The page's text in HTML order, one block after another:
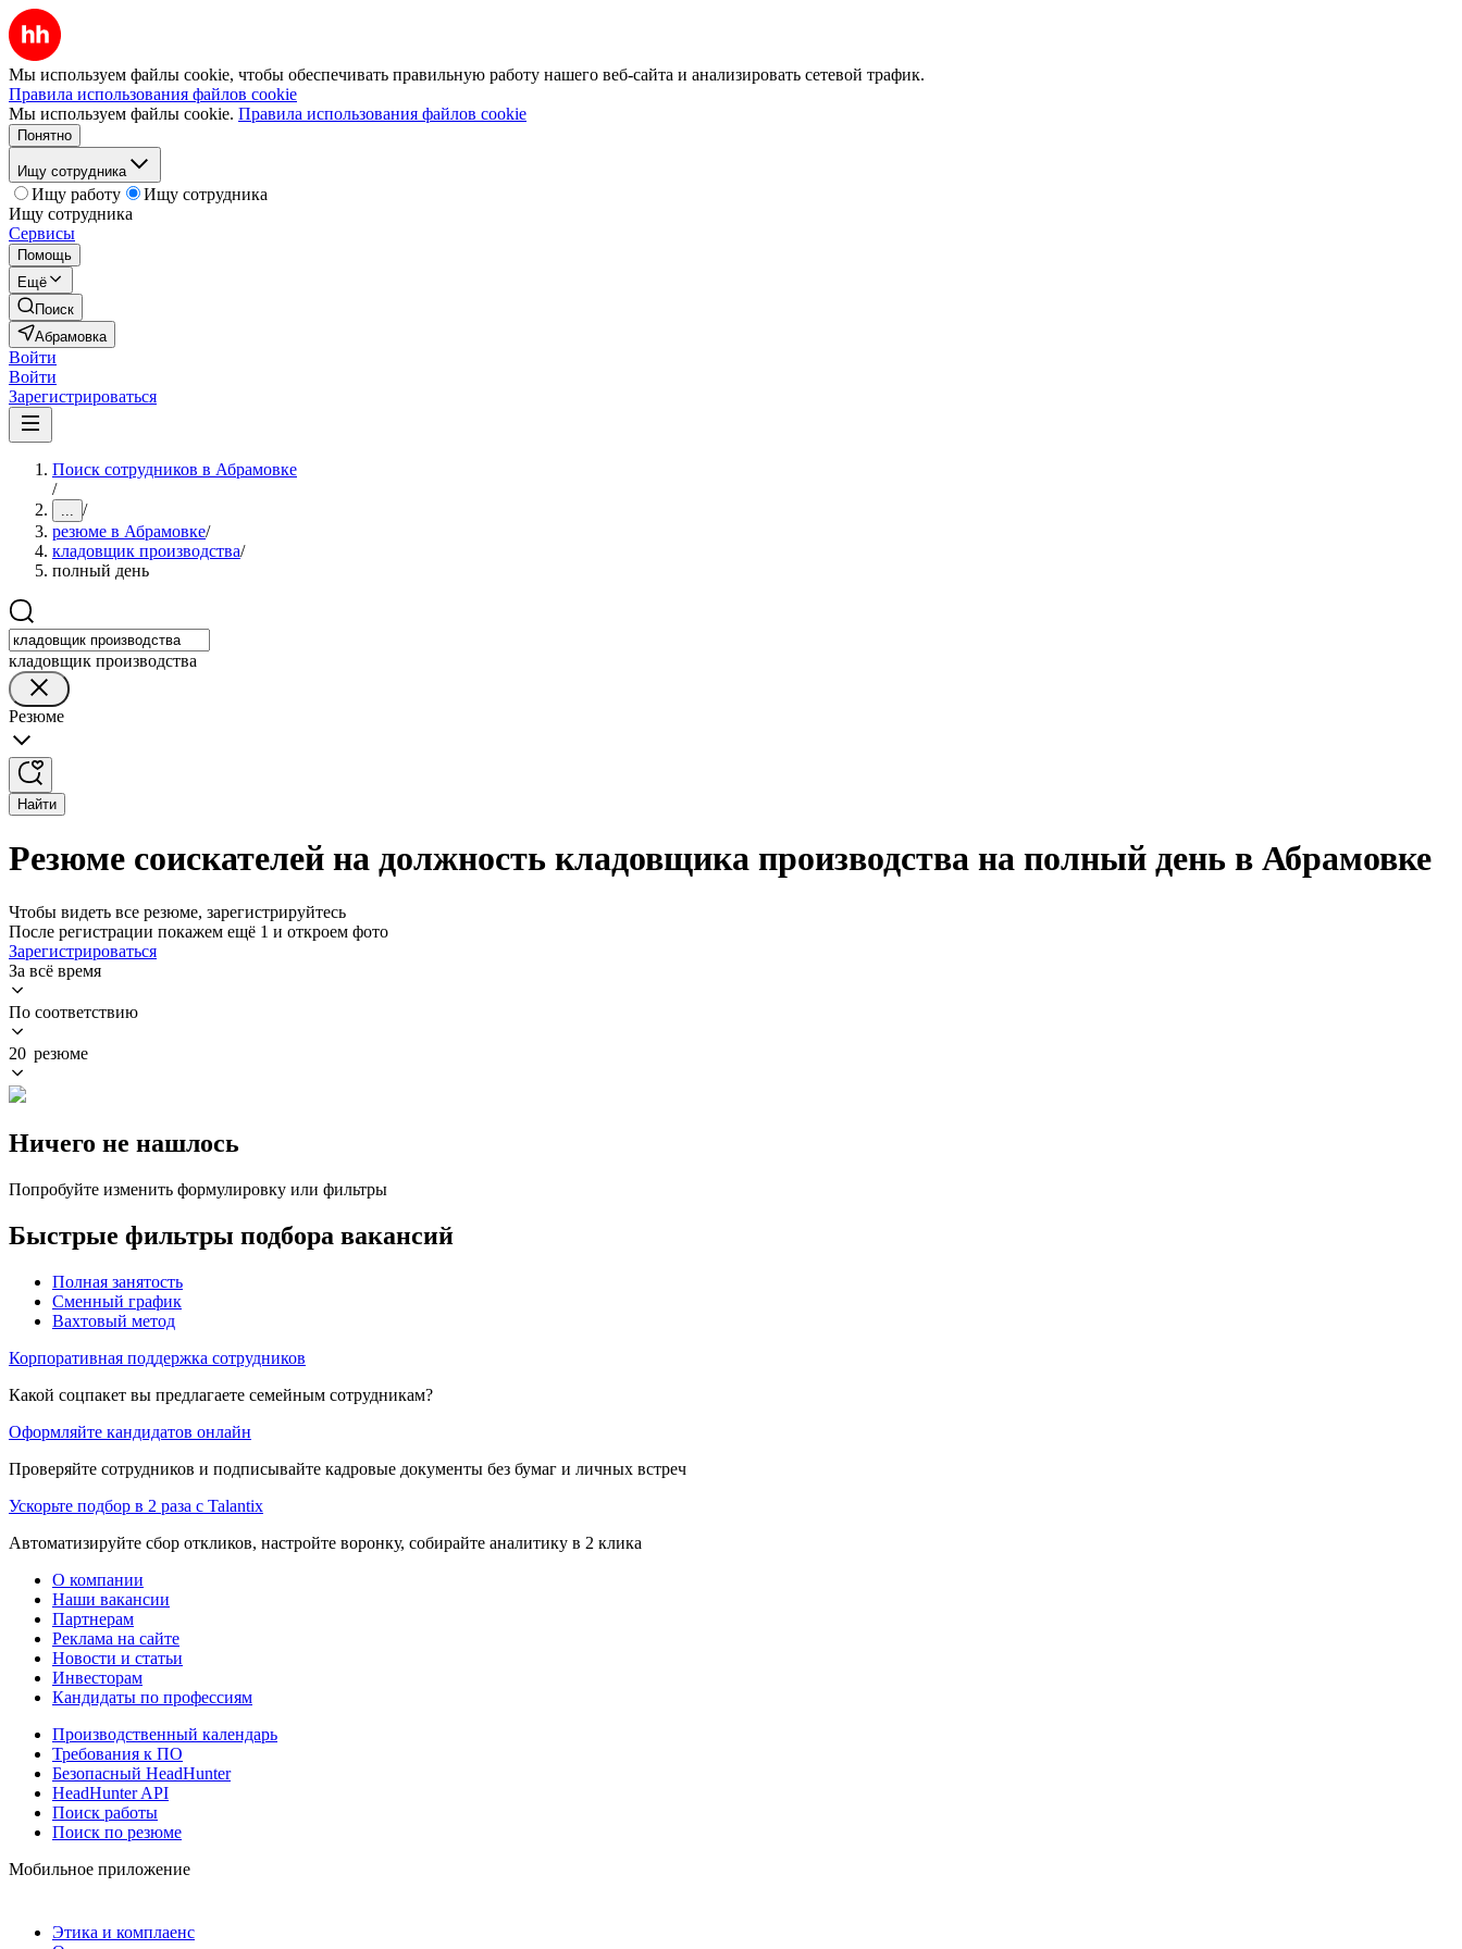
Мы используем файлы cookie, чтобы обеспечивать правильную работу нашего веб-сайта и анализировать сетевой трафик.
Правила использования файлов cookie
Мы используем файлы cookie. Правила использования файлов cookie
Понятно
Ищу сотрудника
Ищу работу
Ищу сотрудника
Ищу сотрудника
Сервисы
Помощь
Ещё
Поиск
Абрамовка
Войти
Войти
Зарегистрироваться
Поиск сотрудников в Абрамовке
/
... /
резюме в Абрамовке/
кладовщик производства/
полный день
кладовщик производства
Резюме
Найти
Резюме соискателей на должность кладовщика производства на полный день в Абрамовке
Чтобы видеть все резюме, зарегистрируйтесь
После регистрации покажем ещё 1 и откроем фото
Зарегистрироваться
За всё время
По соответствию
20 резюме
Ничего не нашлось
Попробуйте изменить формулировку или фильтры
Быстрые фильтры подбора вакансий
Полная занятость
Сменный график
Вахтовый метод
Корпоративная поддержка сотрудников
Какой соцпакет вы предлагаете семейным сотрудникам?
Оформляйте кандидатов онлайн
Проверяйте сотрудников и подписывайте кадровые документы без бумаг и личных встреч
Ускорьте подбор в 2 раза с Talantix
Автоматизируйте сбор откликов, настройте воронку, собирайте аналитику в 2 клика
О компании
Наши вакансии
Партнерам
Реклама на сайте
Новости и статьи
Инвесторам
Кандидаты по профессиям
Производственный календарь
Требования к ПО
Безопасный HeadHunter
HeadHunter API
Поиск работы
Поиск по резюме
Мобильное приложение
Этика и комплаенс